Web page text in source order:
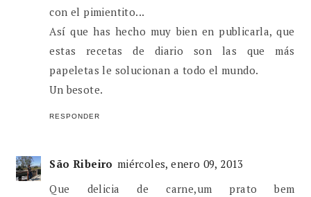
con el pimientito...
Así que has hecho muy bien en publicarla, que
estas recetas de diario son las que más
papeletas le solucionan a todo el mundo.
Un besote.
RESPONDER
São Ribeiro miércoles, enero 09, 2013
Que delicia de carne,um prato bem